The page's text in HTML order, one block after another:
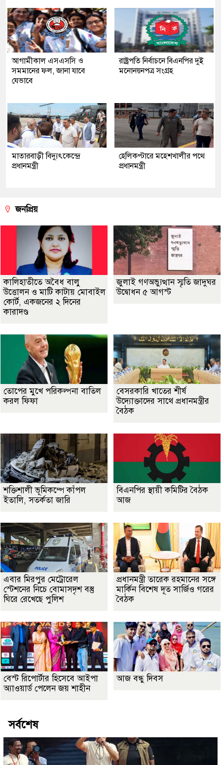
আগামীকাল এসএসসি ও
সমমানের ফল, জানা যাবে
যেভাবে
রাষ্ট্রপতি নির্বাচনে বিএনপির দুই
মনোনয়নপত্র সংগ্রহ
মাতারবাড়ী বিদ্যুৎকেন্দ্রে
প্রধানমন্ত্রী
হেলিকপ্টারে মহেশখালীর পথে
প্রধানমন্ত্রী
জনপ্রিয়
কালিহাতীতে অবৈধ বালু
উত্তোলন ও মাটি কাটায় মোবাইল
কোর্ট, একজনের ২ দিনের
কারাদণ্ড
জুলাই গণঅভ্যুত্থান স্মৃতি জাদুঘর
উদ্বোধন ৫ আগস্ট
তোপের মুখে পরিকল্পনা বাতিল
করল ফিফা
বেসরকারি খাতের শীর্ষ
উদ্যোক্তাদের সাথে প্রধানমন্ত্রীর
বৈঠক
শক্তিশালী ভূমিকম্পে কাঁপল
ইতালি, সতর্কতা জারি
বিএনপির স্থায়ী কমিটির বৈঠক
আজ
এবার মিরপুর মেট্রোরেল
স্টেশনের নিচে বোমাসদৃশ বস্তু
ঘিরে রেখেছে পুলিশ
প্রধানমন্ত্রী তারেক রহমানের সঙ্গে
মার্কিন বিশেষ দূত সার্জিও গরের
বৈঠক
বেস্ট রিপোর্টার হিসেবে আইপা
অ্যাওয়ার্ড পেলেন জয় শাহীন
আজ বন্ধু দিবস
সর্বশেষ